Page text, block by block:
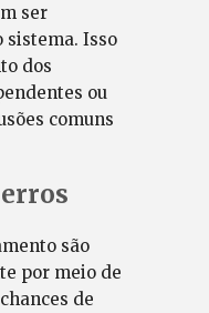
ser
sistema. Isso
dos
ou
comuns
são
por meio de
de